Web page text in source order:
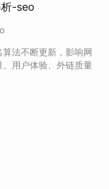
-seo
法不断更新，影响网
用户体验、外链质量